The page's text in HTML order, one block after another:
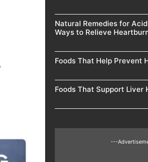
Natural Remedies for
Ways to Relieve
Foods That Help Prevent
Foods That Support Liver
---